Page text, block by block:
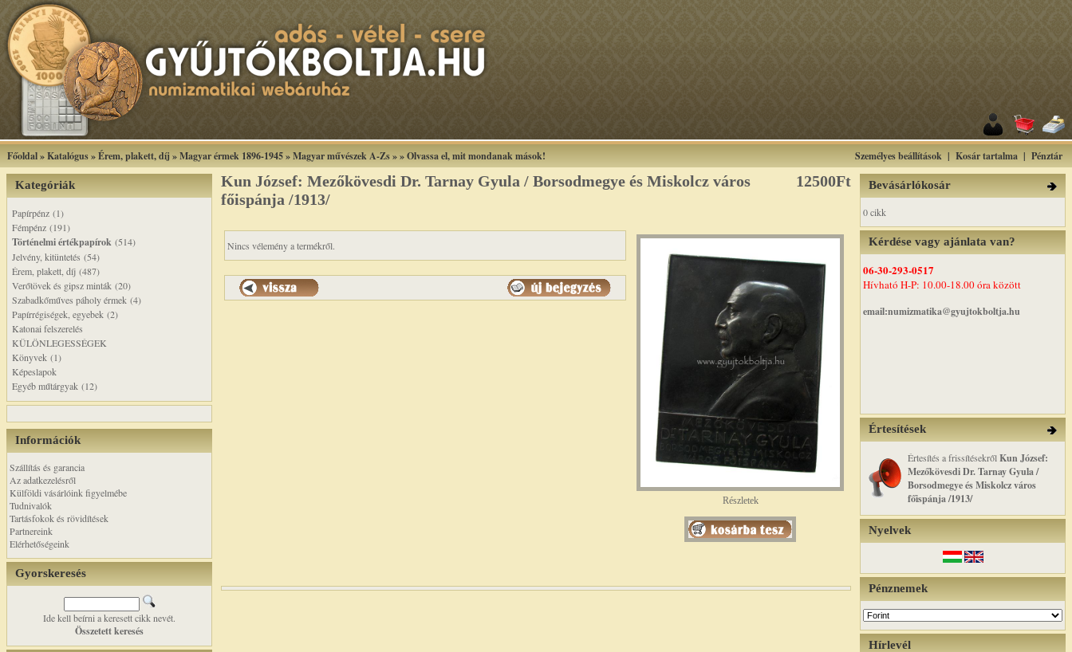
Főoldal»Katalógus»Érem, plakett, díj »Magyar érmek 1896-1945»Magyar művészek A-Zs»»Olvassa el, mit mondanak mások! Személyes beállítások | Kosár tartalma | Pénztár
Kategóriák
Papírpénz (1)
Fémpénz (191)
Történelmi értékpapírok (514)
Jelvény, kitüntetés (54)
Érem, plakett, díj (487)
Verőtövek és gipsz minták (20)
Szabadkőműves páholy érmek (4)
Papírrégiségek, egyebek (2)
Katonai felszerelés
KÜLÖNLEGESSÉGEK
Könyvek (1)
Képeslapok
Egyéb műtárgyak (12)
Információk
Szállítás és garancia
Az adatkezelésről
Külföldi vásárlóink figyelmébe
Tudnivalók
Tartásfokok és rövidítések
Partnereink
Elérhetőségeink
Gyorskeresés
Ide kell beírni a keresett cikk nevét.
Összetett keresés
Kun József: Mezőkövesdi Dr. Tarnay Gyula / Borsodmegye és Miskolcz város
főispánja /1913/
12500Ft
Nincs vélemény a termékről.
Részletek
Bevásárlókosár
0 cikk
Kérdése vagy ajánlata van?
06-30-293-0517
Hívható H-P: 10.00-18.00 óra között
email:numizmatika@gyujtokboltja.hu
Értesítések
Értesítés a frissítésekről Kun József:
Mezőkövesdi Dr. Tarnay Gyula /
Borsodmegye és Miskolcz város
főispánja /1913/
Nyelvek
Pénznemek
Hírlevél